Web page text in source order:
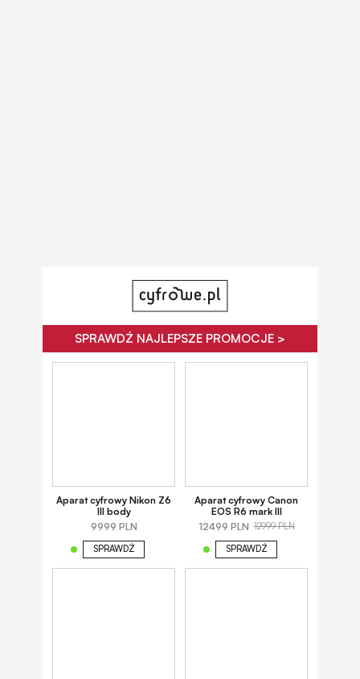
SPRAWDŹ NAJLEPSZE PROMOCJE >
Aparat cyfrowy Nikon Z6
III body
9999 PLN
SPRAWDŹ
Aparat cyfrowy Canon
EOS R6 mark III
12499 PLN 12999 PLN
SPRAWDŹ